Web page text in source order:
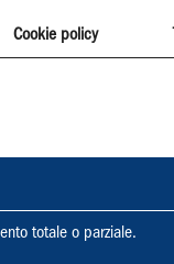
Cookie policy
totale o parziale.